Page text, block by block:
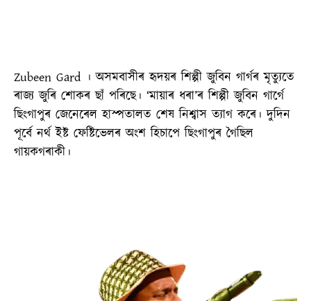
Zubeen Gard । অসমবাসীৰ হৃদয়ৰ শিল্পী জুবিন গাৰ্গৰ মৃত্যুতে
ৰাজ্য জুৰি শোকৰ ছাঁ পৰিছে। ‘মায়াৰ ধৰা’ৰ শিল্পী জুবিন গাৰ্গে
ছিংগাপুৰ জেনেৰেল হাস্পতালত শেষ নিশ্বাস ত্যাগ কৰে। দুদিন
পূৰ্বে নর্থ ইষ্ট ফেষ্টিভেলৰ অংশ হিচাপে ছিংগাপুৰ গৈছিল
গায়কগৰাকী।